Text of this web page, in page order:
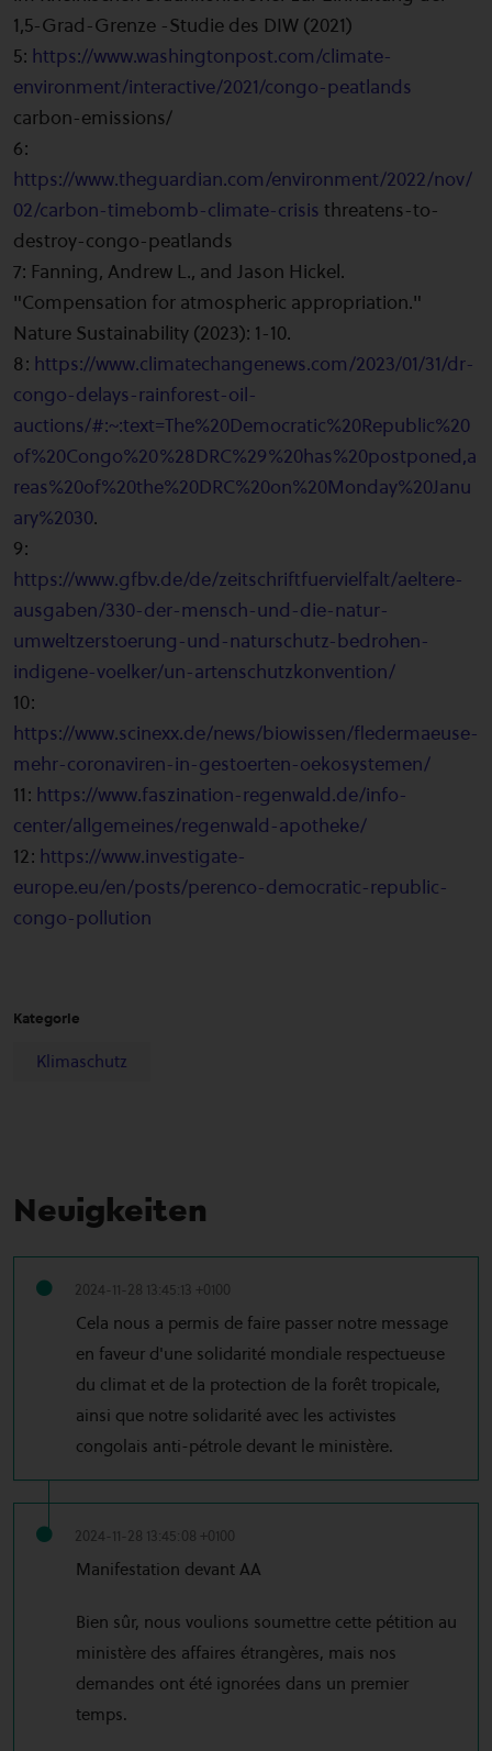
1,5-Grad-Grenze -Studie des DIW (2021)
5: https://www.washingtonpost.com/climate-
environment/interactive/2021/congo-peatlands
carbon-emissions/
6:
https://www.theguardian.com/environment/2022/nov/
02/carbon-timebomb-climate-crisis threatens-to-
destroy-congo-peatlands
7: Fanning, Andrew L., and Jason Hickel.
"Compensation for atmospheric appropriation."
Nature Sustainability (2023): 1-10.
8: https://www.climatechangenews.com/2023/01/31/dr-
congo-delays-rainforest-oil-
auctions/#:~:text=The%20Democratic%20Republic%20
of%20Congo%20%28DRC%29%20has%20postponed,a
reas%20of%20the%20DRC%20on%20Monday%20Janu
ary%2030.
9:
https://www.gfbv.de/de/zeitschriftfuervielfalt/aeltere-
ausgaben/330-der-mensch-und-die-natur-
umweltzerstoerung-und-naturschutz-bedrohen-
indigene-voelker/un-artenschutzkonvention/
10:
https://www.scinexx.de/news/biowissen/fledermaeuse-
mehr-coronaviren-in-gestoerten-oekosystemen/
11: https://www.faszination-regenwald.de/info-
center/allgemeines/regenwald-apotheke/
12: https://www.investigate-
europe.eu/en/posts/perenco-democratic-republic-
congo-pollution
Kategorie
Klimaschutz
Neuigkeiten
2024-11-28 13:45:13 +0100
Cela nous a permis de faire passer notre message
en faveur d'une solidarité mondiale respectueuse
du climat et de la protection de la forêt tropicale,
ainsi que notre solidarité avec les activistes
congolais anti-pétrole devant le ministère.
2024-11-28 13:45:08 +0100
Manifestation devant AA
Bien sûr, nous voulions soumettre cette pétition au
ministère des affaires étrangères, mais nos
demandes ont été ignorées dans un premier
temps.